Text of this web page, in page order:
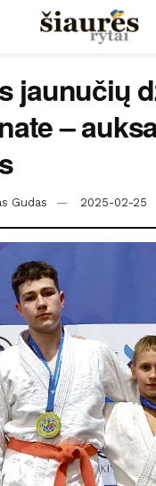
jaunučių
–
Gudas 2025-02-25